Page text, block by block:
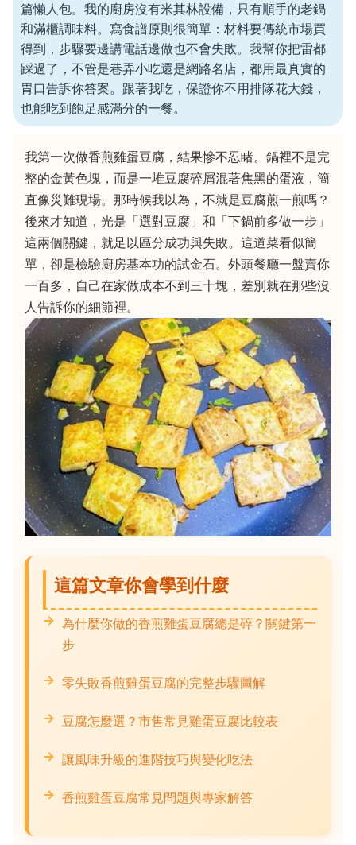
篇懶人包。我的廚房沒有米其林設備，只有順手的老鍋
和滿櫃調味料。寫食譜原則很簡單：材料要傳統市場買
得到，步驟要邊講電話邊做也不會失敗。我幫你把雷都
踩過了，不管是巷弄小吃還是網路名店，都用最真實的
胃口告訴你答案。跟著我吃，保證你不用排隊花大錢，
也能吃到飽足感滿分的一餐。
我第一次做香煎雞蛋豆腐，結果慘不忍睹。鍋裡不是完
整的金黃色塊，而是一堆豆腐碎屑混著焦黑的蛋液，簡
直像災難現場。那時候我以為，不就是豆腐煎一煎嗎？
後來才知道，光是「選對豆腐」和「下鍋前多做一步」
這兩個關鍵，就足以區分成功與失敗。這道菜看似簡
單，卻是檢驗廚房基本功的試金石。外頭餐廳一盤賣你
一百多，自己在家做成本不到三十塊，差別就在那些沒
人告訴你的細節裡。
這篇文章你會學到什麼
為什麼你做的香煎雞蛋豆腐總是碎？關鍵第一
步
零失敗香煎雞蛋豆腐的完整步驟圖解
豆腐怎麼選？市售常見雞蛋豆腐比較表
讓風味升級的進階技巧與變化吃法
香煎雞蛋豆腐常見問題與專家解答